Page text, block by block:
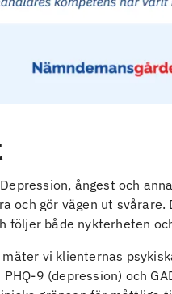
ångest och
och gör vägen ut
följer både nykterheten
vi klienternas
9 (depression) och